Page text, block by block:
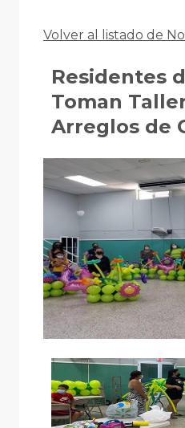
Volver al listado de
Residentes
Toman
Arreglos de